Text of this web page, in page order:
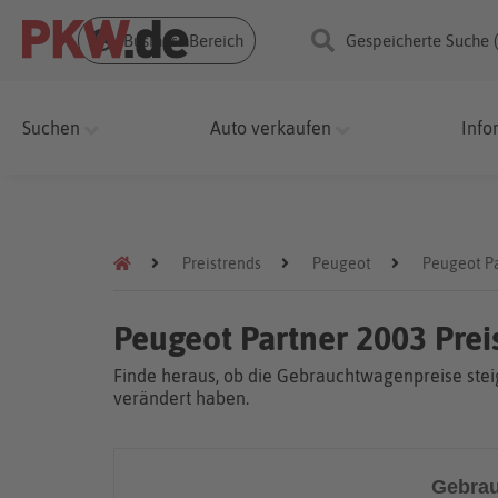
Business Bereich Gespeicherte Suche (
Suchen Auto verkaufen
Preistrends Peugeot Peugeot
Peugeot Partner 2003
Finde heraus, ob die Gebrauchtwagenpreise
verändert haben.